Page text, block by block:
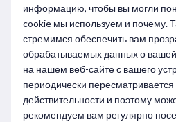
информацию, чтобы вы могли
cookie мы используем и почему.
стремимся обеспечить вам
обрабатываемых данных о вашей
на нашем веб-сайте с вашего
периодически
действительности и поэтому
рекомендуем вам регулярно